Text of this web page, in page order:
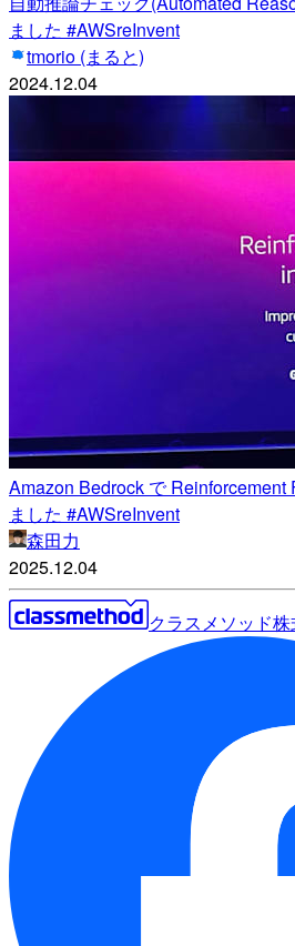
ました #AWSreInvent
tmorio (まると)
2024.12.04
Amazon Bedrock で
ました #AWSreInvent
森田力
2025.12.04
クラスメソッド